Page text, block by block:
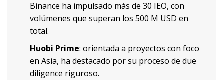
Binance ha impulsado más de 30 IEO, con
volúmenes que superan los 500 M USD en
total.
Huobi Prime: orientada a proyectos con foco
en Asia, ha destacado por su proceso de due
diligence riguroso.